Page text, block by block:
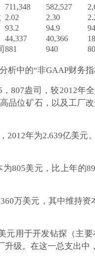
711,348 582,527
2.02 2.30
93.2 94.9
44,337 40,366
881 940
析中的“非GAAP财务
807盎司，较2012年
品位矿石，以及工厂
2012年为2.639亿美
为805美元，比上年的
万美元，其中维持
元用于开发钻探（主
升级。在这一总支出中